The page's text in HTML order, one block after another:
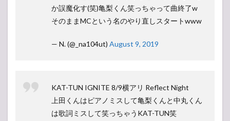
か誤魔化す(笑)亀梨くん笑っちゃって曲終了w
そのままMCという名のやり直しスタートwww
— N. (@_na104ut) August 9, 2019
KAT-TUN IGNITE 8/9横アリ Reflect Night
上田くんはピアノミスして亀梨くんと中丸くん
は歌詞ミスして笑っちゃうKAT-TUN笑